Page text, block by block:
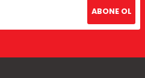
ABONE OL